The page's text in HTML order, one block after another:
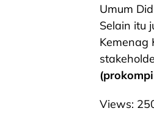
Umum
Selain itu
Kemenag
Views: